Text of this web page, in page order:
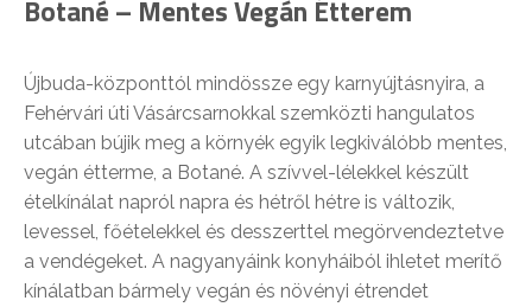
Botané – Mentes Vegán Étterem
Újbuda-központtól mindössze egy karnyújtásnyira, a
Fehérvári úti Vásárcsarnokkal szemközti hangulatos
utcában bújik meg a környék egyik legkiválóbb mentes,
vegán étterme, a Botané. A szívvel-lélekkel készült
ételkínálat napról napra és hétről hétre is változik,
levessel, főételekkel és desszerttel megörvendeztetve
a vendégeket. A nagyanyáink konyháiból ihletet merítő
kínálatban bármely vegán és növényi étrendet